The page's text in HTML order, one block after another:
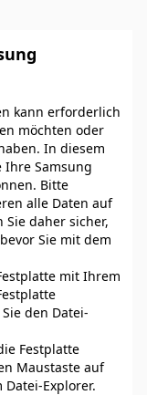
kann erforderlich
möchten oder
In diesem
Ihre Samsung
Bitte
alle Daten auf
daher sicher,
Sie mit dem
mit Ihrem
den Datei-
Festplatte
Maustaste auf
Explorer.